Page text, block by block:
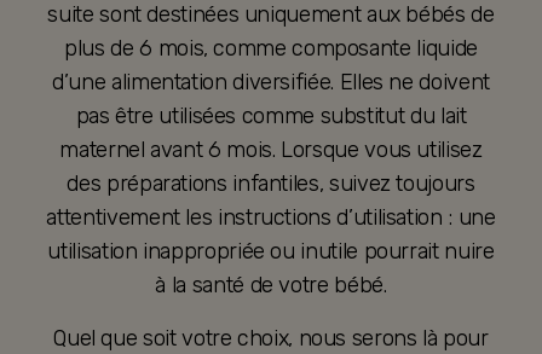
suite sont destinées uniquement aux bébés de
plus de 6 mois, comme composante liquide
d’une alimentation diversifiée. Elles ne doivent
pas être utilisées comme substitut du lait
maternel avant 6 mois. Lorsque vous utilisez
des préparations infantiles, suivez toujours
attentivement les instructions d’utilisation : une
utilisation inappropriée ou inutile pourrait nuire
à la santé de votre bébé.
Quel que soit votre choix, nous serons là pour